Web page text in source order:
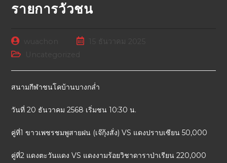
รายการวัวชน
Uncategorized
สนามกีฬาชนโคบ้านบางกล่ำ
วันที่ 20 ธันวาคม 2568 เริ่มชน 10:30 น.
คู่ที่1 ขาวเพชรชมพูสายฝน (เจ๊กุ้งสั่ง) VS แดงปราบเซียน 50,000
คู่ที่2 แดงตะวันแดง VS แดงงามร้อยวิชาดาราป่าเรียน 220,000